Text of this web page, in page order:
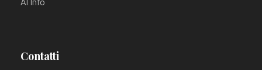
AI Info
Contatti